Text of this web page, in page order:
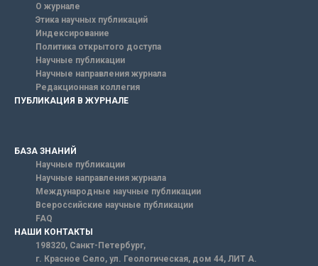
О журнале
Этика научных публикаций
Индексирование
Политика открытого доступа
Научные публикации
Научные направления журнала
Редакционная коллегия
ПУБЛИКАЦИЯ В ЖУРНАЛЕ
БАЗА ЗНАНИЙ
Научные публикации
Научные направления журнала
Международные научные публикации
Всероссийские научные публикации
FAQ
НАШИ КОНТАКТЫ
198320, Санкт-Петербург,
г. Красное Село, ул. Геологическая, дом 44, ЛИТ А.